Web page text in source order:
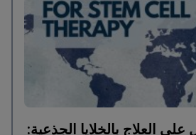
العلاج بالخلايا الجذعية: